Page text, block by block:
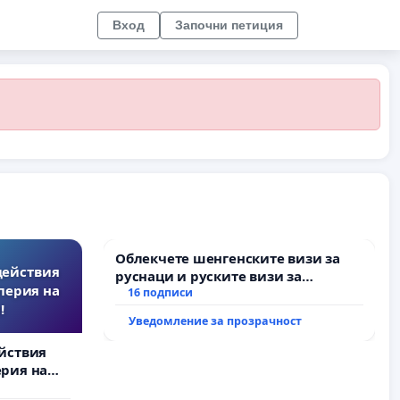
Вход Започни петиция
на
на
Облекчете шенгенските визи за
руснаци и руските визи за
българи
16 подписи
Уведомление за прозрачност